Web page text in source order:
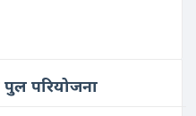
पुल परियोजना